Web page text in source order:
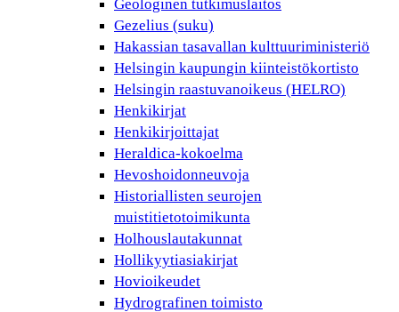
Geologinen tutkimuslaitos
Gezelius (suku)
Hakassian tasavallan kulttuuriministeriö
Helsingin kaupungin kiinteistökortisto
Helsingin raastuvanoikeus (HELRO)
Henkikirjat
Henkikirjoittajat
Heraldica-kokoelma
Hevoshoidonneuvoja
Historiallisten seurojen
muistitietotoimikunta
Holhouslautakunnat
Hollikyytiasiakirjat
Hovioikeudet
Hydrografinen toimisto